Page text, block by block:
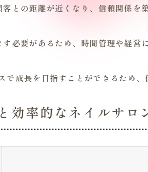
との距離が近くなり、信頼関係を
必要があるため、時間管理や経営
で成長を目指すことができるため
効率的なネイルサロ